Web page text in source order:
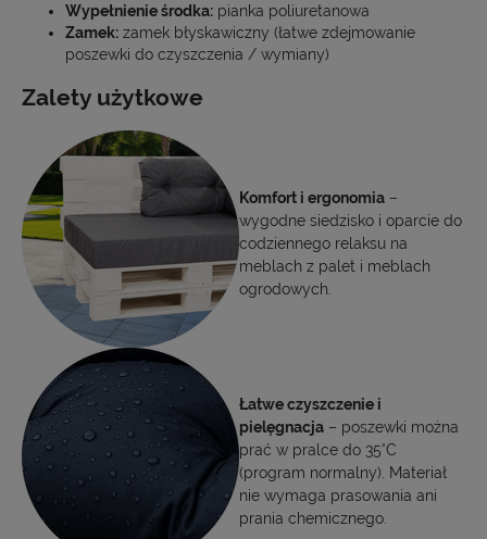
Wypełnienie środka: pianka poliuretanowa
Zamek: zamek błyskawiczny (łatwe zdejmowanie
poszewki do czyszczenia / wymiany)
Zalety użytkowe
Komfort i ergonomia –
wygodne siedzisko i oparcie do
codziennego relaksu na
meblach z palet i meblach
ogrodowych.
Łatwe czyszczenie i
pielęgnacja – poszewki można
prać w pralce do 35°C
(program normalny). Materiał
nie wymaga prasowania ani
prania chemicznego.